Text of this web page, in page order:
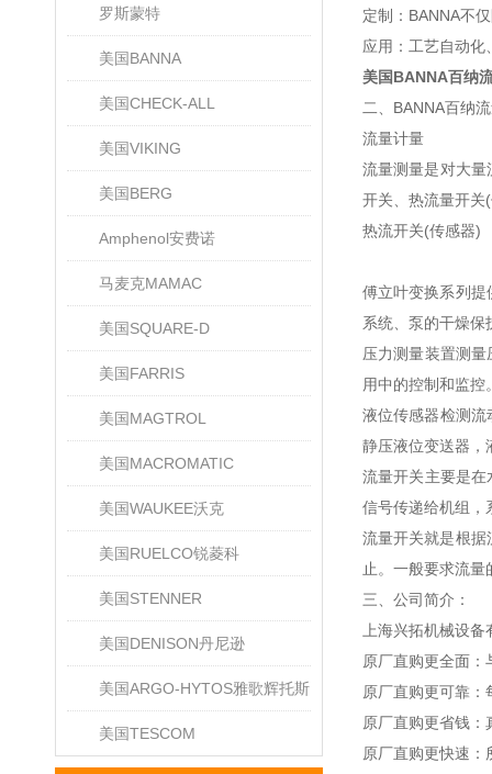
罗斯蒙特
美国BANNA
美国CHECK-ALL
美国VIKING
美国BERG
Amphenol安费诺
马麦克MAMAC
美国SQUARE-D
美国FARRIS
美国MAGTROL
美国MACROMATIC
美国WAUKEE沃克
美国RUELCO锐菱科
美国STENNER
美国DENISON丹尼逊
美国ARGO-HYTOS雅歌辉托斯
美国TESCOM
定制：BANNA不
应用：工艺自动化
美国BANNA百纳
二、BANNA百纳
流量计量
流量测量是对大量
开关、热流量开关
热流开关(传感器)
傅立叶变换系列提
系统、泵的干燥保
压力测量装置测
用中的控制和监
液位传感器检测流
静压液位变送器，
流量开关主要是
信号传递给机组，
流量开关就是根据
止。一般要求流
三、公司简介：
上海兴拓机械设
原厂直购更全面
原厂直购更可靠
原厂直购更省钱
原厂直购更快速